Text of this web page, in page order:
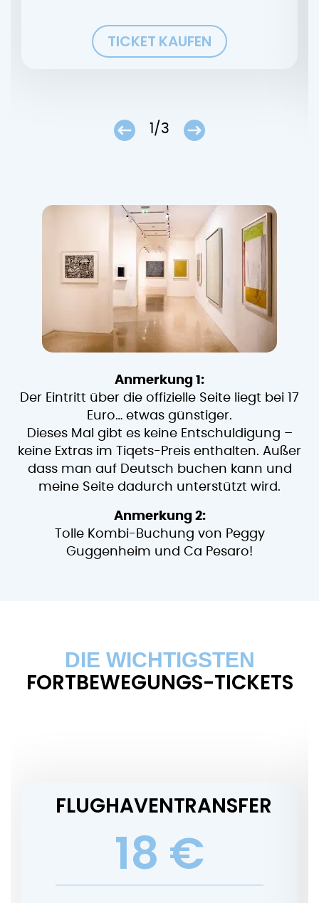
TICKET KAUFEN
1/3
Anmerkung 1:
Der Eintritt über die offizielle Seite liegt bei 17
Euro… etwas günstiger.
Dieses Mal gibt es keine Entschuldigung –
keine Extras im Tiqets-Preis enthalten. Außer
dass man auf Deutsch buchen kann und
meine Seite dadurch unterstützt wird.
Anmerkung 2:
Tolle Kombi-Buchung von Peggy
Guggenheim und Ca Pesaro!
DIE WICHTIGSTEN
FORTBEWEGUNGS-TICKETS
FLUGHAVENTRANSFER
18 €